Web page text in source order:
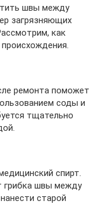
швы между
загрязняющих
как
ремонта поможет
соды и
тщательно
спирт.
грибка швы между
старой